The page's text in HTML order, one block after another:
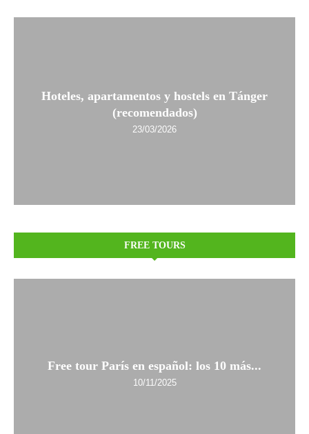
Hoteles, apartamentos y hostels en Tánger
(recomendados)
23/03/2026
FREE TOURS
Free tour París en español: los 10 más...
10/11/2025